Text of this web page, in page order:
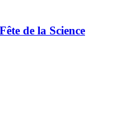
de la Science